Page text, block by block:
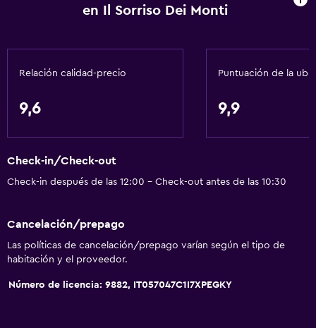
Limpieza diaria
Mosquitera
Caja fuerte
Servicio de habitaciones
Baño compartido
Baño compartido
en Il Sorriso Dei Monti
Relación calidad-precio
9,6
Puntuación de la
9,9
Check-in/Check-out
Check-in después de las 12:00 - Check-out antes de las 10:30
Cancelación/prepago
Las políticas de cancelación/prepago varían según el tipo de
habitación y el proveedor.
Número de licencia: 9882, IT057047C1I7XPEGKY